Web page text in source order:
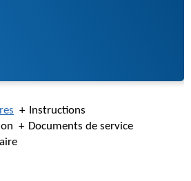
Instructions
Documents de service